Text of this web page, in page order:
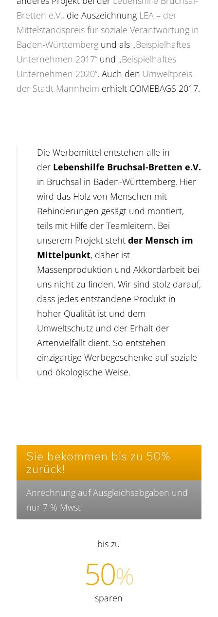
Bretten e.V., die Auszeichnung LEA – der
Mittelstandspreis für soziale Verantwortung in
Baden-Württembergund als „Beispielhaftes
Unternehmen 2017“und „Beispielhaftes
Unternehmen 2020“. Auch den Umweltpreis
der Stadt Mannheim erhielt COMEBAGS 2017.
Die Werbemittel entstehen alle in
der Lebenshilfe Bruchsal-Bretten e.V.
in Bruchsal in Baden-Württemberg. Hier
wird das Holz von Menschen mit
Behinderungen gesägt und montiert,
teils mit Hilfe der Teamleitern. Bei
unserem Projekt steht der Mensch im
Mittelpunkt, daher ist
Massenproduktion und Akkordarbeit bei
uns nicht zu finden. Wir sind stolz darauf,
dass jedes entstandene Produkt in
hoher Qualität ist und dem
Umweltschutz und der Erhalt der
Artenvielfallt dient. So entstehen
einzigartige Werbegeschenke auf soziale
und ökologische Weise.
Sie bekommen bis zu 50%
zurück!
Anrechnung auf Ausgleichsabgaben und
nur 7 % Mwst
bis zu
50%
sparen